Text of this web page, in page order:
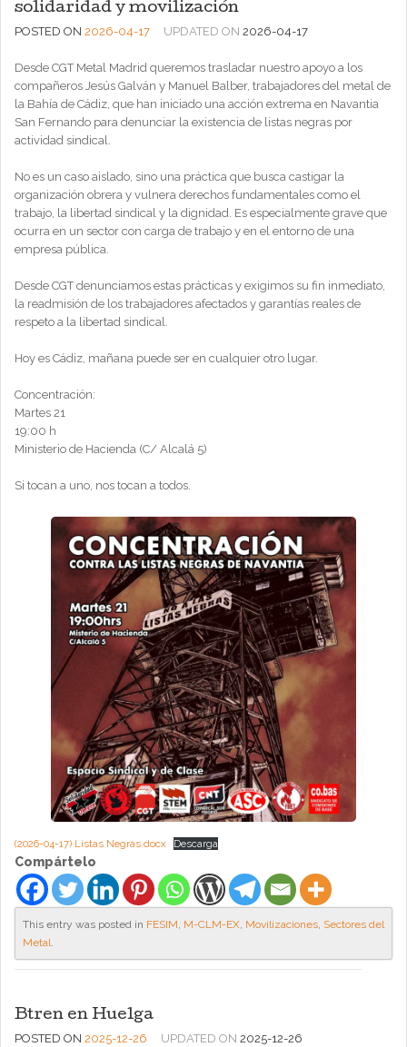
solidaridad y movilización
POSTED ON 2026-04-17 UPDATED ON 2026-04-17
Desde CGT Metal Madrid queremos trasladar nuestro apoyo a los
compañeros Jesús Galván y Manuel Balber, trabajadores del metal de
la Bahía de Cádiz, que han iniciado una acción extrema en Navantia
San Fernando para denunciar la existencia de listas negras por
actividad sindical.
No es un caso aislado, sino una práctica que busca castigar la
organización obrera y vulnera derechos fundamentales como el
trabajo, la libertad sindical y la dignidad. Es especialmente grave que
ocurra en un sector con carga de trabajo y en el entorno de una
empresa pública.
Desde CGT denunciamos estas prácticas y exigimos su fin inmediato,
la readmisión de los trabajadores afectados y garantías reales de
respeto a la libertad sindical.
Hoy es Cádiz, mañana puede ser en cualquier otro lugar.
Concentración:
Martes 21
19:00 h
Ministerio de Hacienda (C/ Alcalá 5)
Si tocan a uno, nos tocan a todos.
(2026-04-17) Listas Negras.docx Descarga
Compártelo
This entry was posted in FESIM, M-CLM-EX, Movilizaciones, Sectores del
Metal.
Btren en Huelga
POSTED ON 2025-12-26 UPDATED ON 2025-12-26